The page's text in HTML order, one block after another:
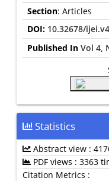
Section: Articles
DOI: 10.32678/
Published In Vol 4,
Statistics
Abstract view :
PDF views : 3363
Citation Metrics :